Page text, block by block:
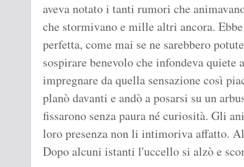
aveva notato i tanti rumori che
che stormivano e mille altri ancora.
perfetta, come mai se ne sarebbero
sospirare benevolo che infondeva
impregnare da quella sensazione così
planò davanti e andò a posarsi su un
fissarono senza paura né curiosità. Gli
loro presenza non li intimoriva affatto.
Dopo alcuni istanti l'uccello si alzò e